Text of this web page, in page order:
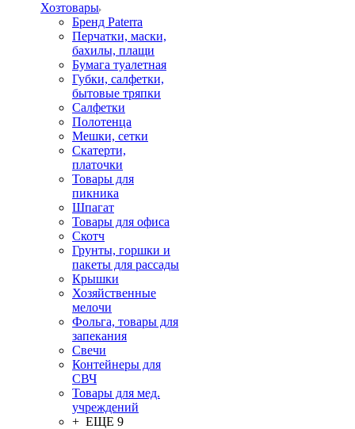
Хозтовары
Бренд Paterra
Перчатки, маски,
бахилы, плащи
Бумага туалетная
Губки, салфетки,
бытовые тряпки
Салфетки
Полотенца
Мешки, сетки
Скатерти,
платочки
Товары для
пикника
Шпагат
Товары для офиса
Скотч
Грунты, горшки и
пакеты для рассады
Крышки
Хозяйственные
мелочи
Фольга, товары для
запекания
Свечи
Контейнеры для
СВЧ
Товары для мед.
учреждений
+ ЕЩЕ 9